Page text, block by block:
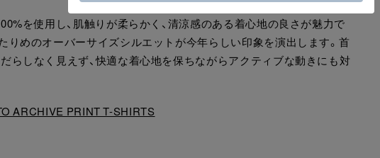
を使用し、肌触りが柔らかく、清涼感のある着心地の良さが魅力で
りめのオーバーサイズシルエットが今年らしい印象を演出します。首
らしなく見えず、快適な着心地を保ちながらアクティブな動きにも対
ARCHIVE PRINT T-SHIRTS